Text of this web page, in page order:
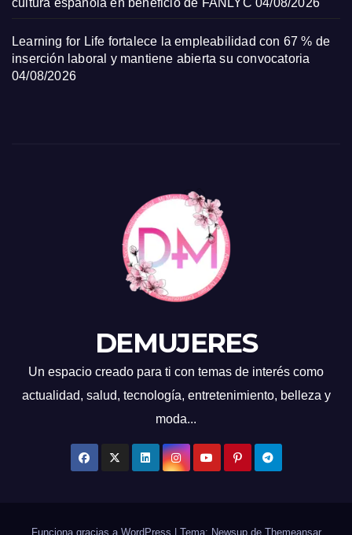
cultura española en beneficio de FANLYC 04/08/2026
Learning for Life fortalece la empleabilidad con 67 % de
inserción laboral y mantiene abierta su convocatoria
04/08/2026
DEMUJERES
Un espacio creado para ti con temas de interés como
actualidad, salud, tecnología, entretenimiento, belleza y
moda...
Funciona gracias a WordPress Tema: Newsup de Themeansar